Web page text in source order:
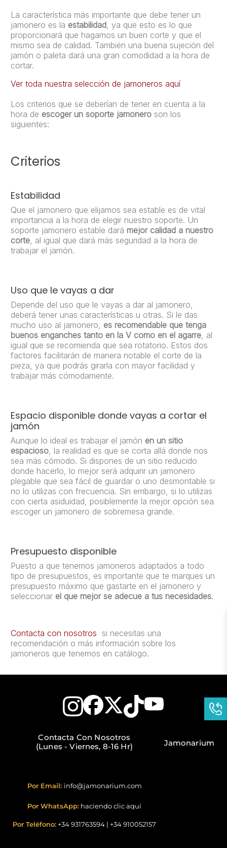
La característica más importante que debe tener un
jamonero es la estabilidad , ya que esto es lo que
proporcionará que hagamos un buen corte y que el
mismo sea de calidad. También una buena sujeción del
jamón o paleta dará una gran comodidad a la hora de
cortar.
Ver toda nuestra selección de jamoneros aquí
Los criterios que se deberían de tener en cuenta a la
hora de escoger un soporte jamonero son los
siguientes:
Criterios
Estabilidad
Que el jamonero que elijamos sea estable es de vital
importancia a la hora de elegir nuestro soporte. Un
soporte jamonero estable dará mejor calidad a nuestro
corte , al igual que dará más seguridad a la hora de
trabajar el jamón.
Uso que le vayas a dar
Depende del uso que le vayas a dar al jamonero,
deberá tener unas características u otras. Si le das
mucho uso al jamonero, es recomendable que tenga
buenos enganches tanto en la V como en el agarre , al
igual que se recomienda que sea rotatorio. Estos dos
factores facilitarán de manera notable el corte de la
pieza, ya que podrás girarla con mayor facilidad y
trabajar más cómodamente.
Espacio disponible donde vayas a cortar el
jamón
Aunque lo ideal es trabajar el jamón en un sitio
espacioso , la realidad es que se corta allá donde nos
sea más cómodo. Si dispones de un sitio reducido
donde hacerlo, lo mejor será adquirir un jamonero
plegable que sea fácil de guardar o uno desmontable si
no lo utilizas con frecuencia. Sin embargo, si lo utilizas
con cierta asiduidad, posiblemente la mejor opción sea
escoger un jamonero de sobremesa grande.
Presupuesto disponible
Puesto a que tenemos jamoneros adaptados a todo
tipo de presupuestos, es importante que te marques un
presupuesto máximo que gastarte en el jamonero y
seleccionar el que mejor se adecue a tus necesidades.
Contacta con nosotros si necesitas una
recomendación o más información sobre los
jamoneros que tenemos en catálogo.
Contacta Con Nosotros
(Lunes - Viernes, 8-16 Hr)
Por Email: info@jamonarium.com
Por WhatsApp: haciendo clic aquí
Por Teléfono: +34 931763594 | +34 910052157
Jamonarium